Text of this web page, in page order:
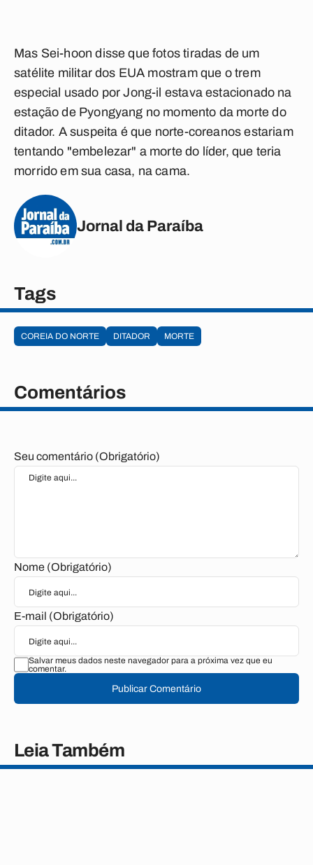
Mas Sei-hoon disse que fotos tiradas de um
satélite militar dos EUA mostram que o trem
especial usado por Jong-il estava estacionado na
estação de Pyongyang no momento da morte do
ditador. A suspeita é que norte-coreanos estariam
tentando "embelezar" a morte do líder, que teria
morrido em sua casa, na cama.
Jornal da Paraíba
Tags
COREIA DO NORTE DITADOR MORTE
Comentários
Seu comentário (Obrigatório)
Nome (Obrigatório)
E-mail (Obrigatório)
Salvar meus dados neste navegador para a próxima vez que eu
comentar.
Publicar Comentário
Leia Também